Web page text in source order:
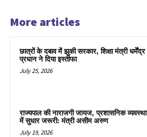
More articles
छात्रों के दबाव में झुकी सरकार, शिक्षा मंत्री धर्मेंद्र
प्रधान ने दिया इस्तीफा
July 25, 2026
राज्यपाल की नाराजगी जायज, प्रशासनिक व्यवस्था
में सुधार जरूरी: मंत्री असीम अरुण
July 19, 2026